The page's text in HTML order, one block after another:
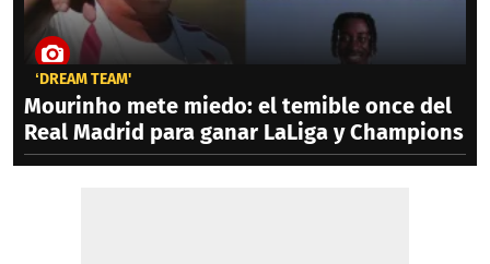
‘DREAM TEAM'
Mourinho mete miedo: el temible once del
Real Madrid para ganar LaLiga y Champions